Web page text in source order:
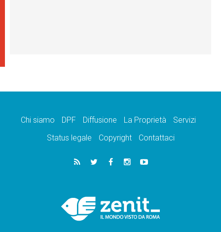
Chi siamo DPF Diffusione La Proprietà
Servizi
Status legale
Copyright Contattaci